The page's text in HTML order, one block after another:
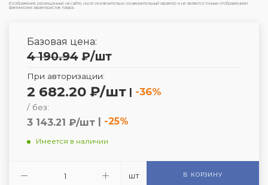
Изображения, размещенные на сайте, носят исключительно ознакомительный характер и не являются точным отображением
фактических характеристик товара.
Базовая цена:
4 190.94 ₽/шт
При авторизации:
2 682.20 ₽/шт | -36%
/ без:
3 143.21 ₽/шт | -25%
Имеется в наличии
шт В КОРЗИНУ